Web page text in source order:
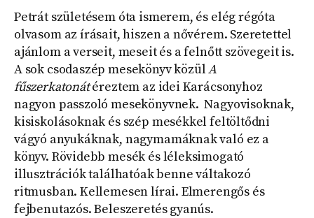
Petrát születésem óta ismerem, és elég régóta
olvasom az írásait, hiszen a nővérem. Szeretettel
ajánlom a verseit, meseit és a felnőtt szövegeit is.
A sok csodaszép mesekönyv közülA
fűszerkatonátéreztem az idei Karácsonyhoz
nagyon passzoló mesekönyvnek. Nagyovisoknak,
kisiskolásoknak és szép mesékkel feltöltődni
vágyó anyukáknak, nagymamáknak való ez a
könyv. Rövidebb mesék és léleksimogató
illusztrációk találhatóak benne váltakozó
ritmusban. Kellemesen lírai. Elmerengős és
fejbenutazós. Beleszeretés gyanús.